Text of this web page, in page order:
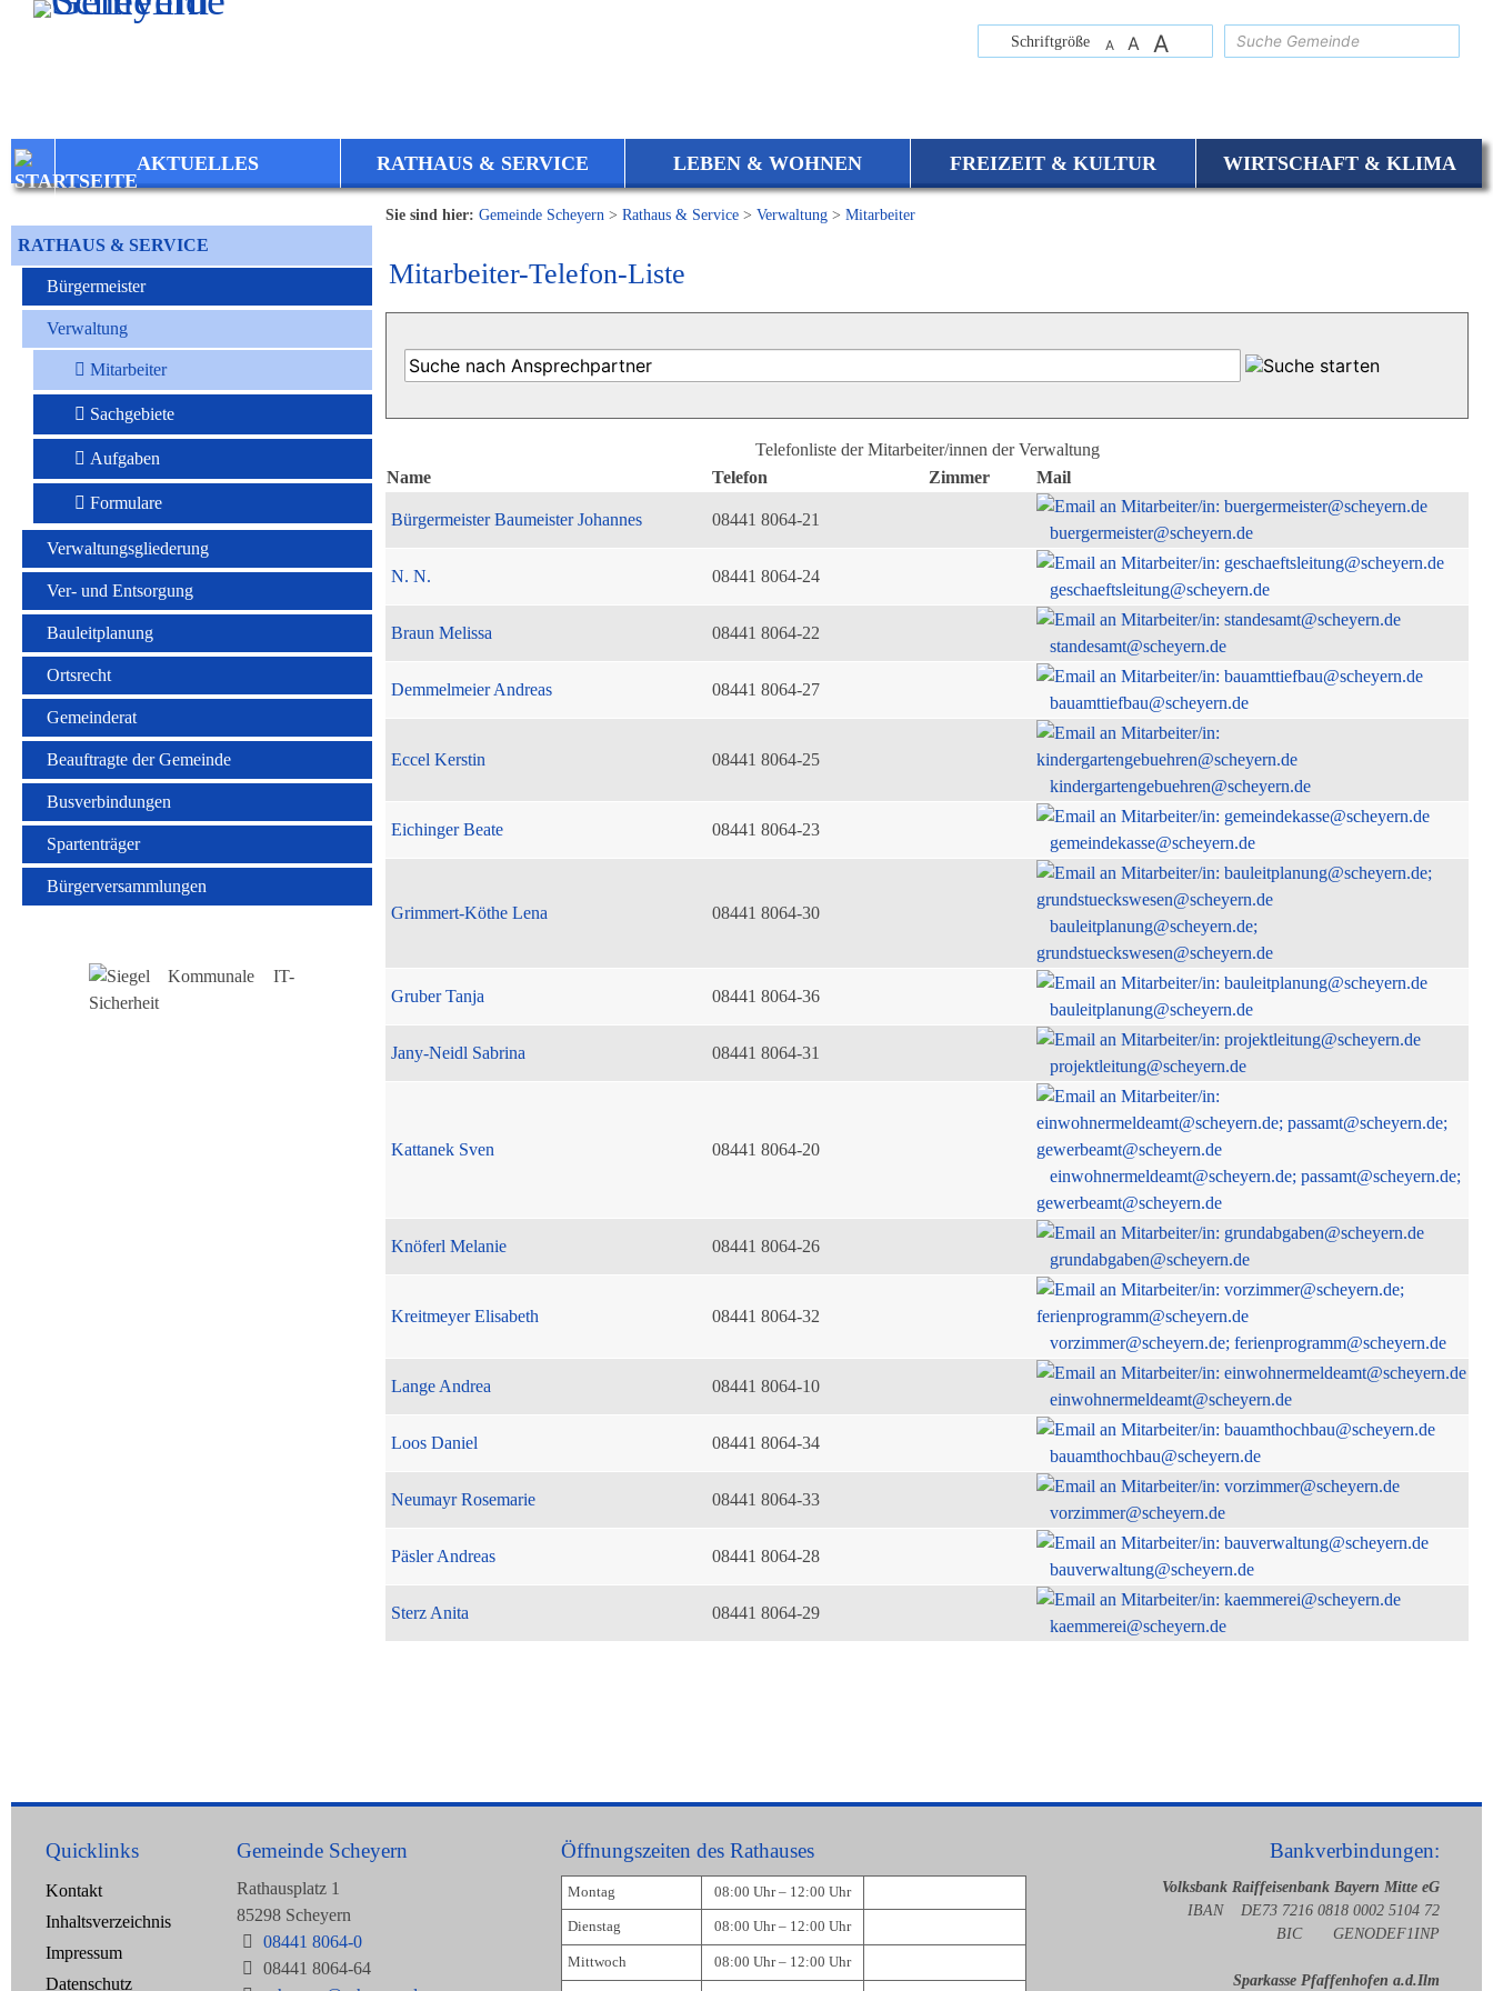
Zum Inhalt,zur Navigationoder
Schriftgröße A A A
AKTUELLES RATHAUS & SERVICE LEBEN & WOHNEN FREIZEIT & KULTUR WIRTSCHAFT & KLIMA
RATHAUS & SERVICE
Bürgermeister
Verwaltung
Mitarbeiter
Sachgebiete
Aufgaben
Formulare
Verwaltungsgliederung
Ver- und Entsorgung
Bauleitplanung
Ortsrecht
Gemeinderat
Beauftragte der Gemeinde
Busverbindungen
Spartenträger
Bürgerversammlungen
Sie sind hier: Gemeinde Scheyern > Rathaus & Service > Verwaltung > Mitarbeiter
Mitarbeiter-Telefon-Liste
Telefonliste der Mitarbeiter/innen der Verwaltung
Name
Telefon Zimmer Mail
Bürgermeister Baumeister Johannes 08441 8064-21
buergermeister@scheyern.de
N. N. 08441 8064-24
geschaeftsleitung@scheyern.de
Braun Melissa 08441 8064-22
standesamt@scheyern.de
Demmelmeier Andreas 08441 8064-27
bauamttiefbau@scheyern.de
Eccel Kerstin
08441 8064-25
kindergartengebuehren@scheyern.de
Eichinger Beate 08441 8064-23
gemeindekasse@scheyern.de
Grimmert-Köthe Lena 08441 8064-30
bauleitplanung@scheyern.de;
grundstueckswesen@scheyern.de
Gruber Tanja 08441 8064-36
bauleitplanung@scheyern.de
Jany-Neidl Sabrina 08441 8064-31
projektleitung@scheyern.de
Kattanek Sven
08441 8064-20
einwohnermeldeamt@scheyern.de; passamt@scheyern.de;
gewerbeamt@scheyern.de
Knöferl Melanie 08441 8064-26
grundabgaben@scheyern.de
Kreitmeyer Elisabeth
08441 8064-32
vorzimmer@scheyern.de; ferienprogramm@scheyern.de
Lange Andrea 08441 8064-10
einwohnermeldeamt@scheyern.de
Loos Daniel 08441 8064-34
bauamthochbau@scheyern.de
Neumayr Rosemarie 08441 8064-33
vorzimmer@scheyern.de
Päsler Andreas 08441 8064-28
bauverwaltung@scheyern.de
Sterz Anita 08441 8064-29
kaemmerei@scheyern.de
Quicklinks
Kontakt
Inhaltsverzeichnis
Impressum
Datenschutz
Gemeinde Scheyern
Rathausplatz 1
85298 Scheyern
08441 8064-0
08441 8064-64
Öffnungszeiten des Rathauses
Montag 08:00 Uhr – 12:00 Uhr
Dienstag 08:00 Uhr – 12:00 Uhr
Mittwoch 08:00 Uhr – 12:00 Uhr
Bankverbindungen:
Volksbank Raiffeisenbank Bayern Mitte eG
IBAN DE73 7216 0818 0002 5104 72
BIC GENODEF1INP
Sparkasse Pfaffenhofen a.d.Ilm